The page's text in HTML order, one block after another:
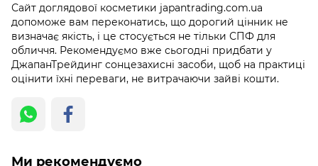
Сайт доглядової косметики japantrading.com.ua
допоможе вам переконатись, що дорогий цінник не
визначає якість, і це стосується не тільки СПФ для
обличчя. Рекомендуємо вже сьогодні придбати у
ДжапанТрейдинг сонцезахисні засоби, щоб на практиці
оцінити їхні переваги, не витрачаючи зайві кошти.
Ми рекомендуємо